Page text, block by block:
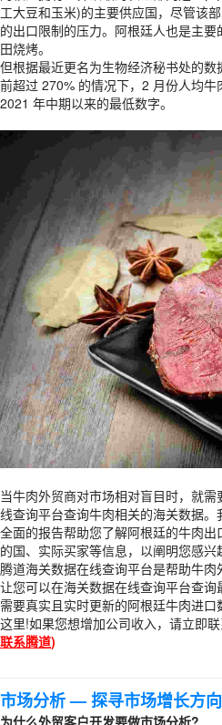
工大豆和玉米)的主要供应国，尽管该
的出口限制的压力。阿根廷人也是主
田烧烤。
但根据最近更名为生物经济秘书处的
前超过 270% 的情况下，2 月份人均
2021 年中期以来的最低数字。
当牛肉外贸商对市场相对盲目时，就
线查询平台查询牛肉相关的海关数据
全面的报告帮助您了解阿根廷的牛肉
的国、实际买家等信息，以阐明您感兴
腾道海关数据在线查询平台是帮助牛肉
让您可以在海关数据在线查询平台查
需要真实且实时更新的阿根廷牛肉进
这里!如果您想增加公司收入，请立即联
联系腾道)
市场分析— 探寻市场增长方向